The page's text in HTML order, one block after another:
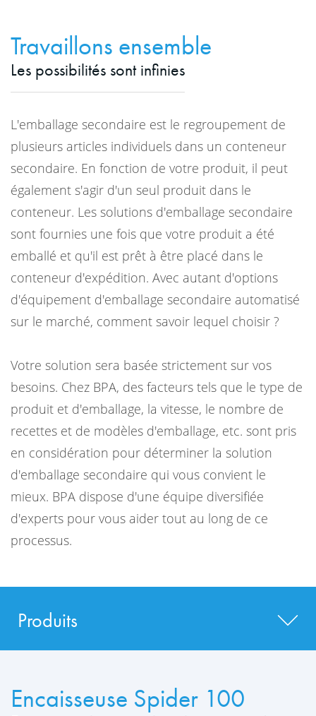
Travaillons ensemble
Les possibilités sont infinies
L'emballage secondaire est le regroupement de
plusieurs articles individuels dans un conteneur
secondaire. En fonction de votre produit, il peut
également s'agir d'un seul produit dans le
conteneur. Les solutions d'emballage secondaire
sont fournies une fois que votre produit a été
emballé et qu'il est prêt à être placé dans le
conteneur d'expédition. Avec autant d'options
d'équipement d'emballage secondaire automatisé
sur le marché, comment savoir lequel choisir ?
Votre solution sera basée strictement sur vos
besoins. Chez BPA, des facteurs tels que le type de
produit et d'emballage, la vitesse, le nombre de
recettes et de modèles d'emballage, etc. sont pris
en considération pour déterminer la solution
d'emballage secondaire qui vous convient le
mieux. BPA dispose d'une équipe diversifiée
d'experts pour vous aider tout au long de ce
processus.
Produits
Encaisseuse Spider 100